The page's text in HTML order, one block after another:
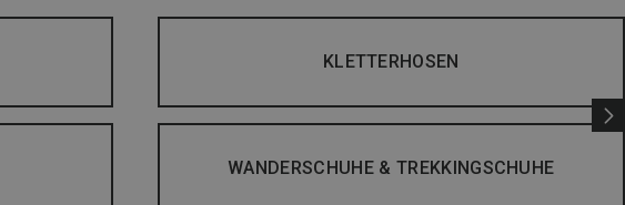
KLETTERHOSEN
WANDERSCHUHE & TREKKINGSCHUHE